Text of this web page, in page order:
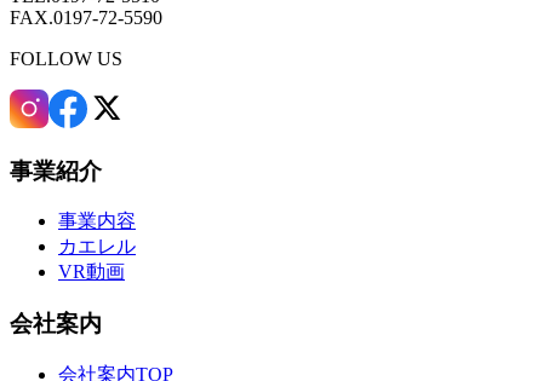
FAX.0197-72-5590
FOLLOW US
事業紹介
事業内容
カエレル
VR動画
会社案内
会社案内TOP